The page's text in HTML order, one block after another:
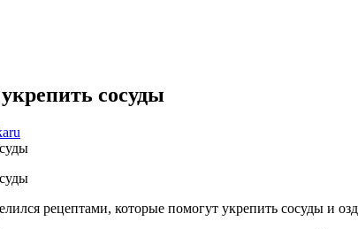
сосуды
рецептами, которые помогут укрепить сосуды и